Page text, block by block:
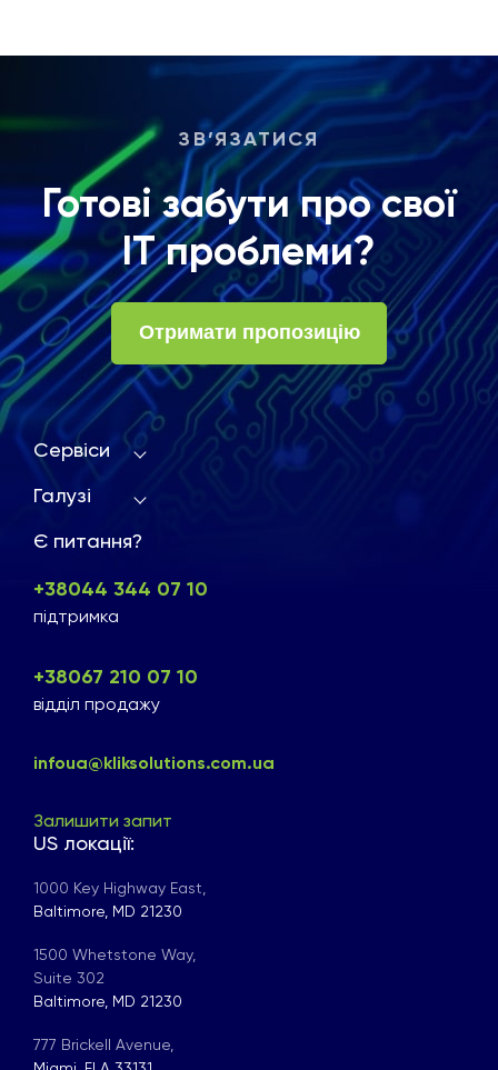
ЗВ’ЯЗАТИСЯ
Готові забути про свої
ІТ проблеми?
Отримати пропозицію
Сервіси
Галузі
Є питання?
+38044 344 07 10
підтримка
+38067 210 07 10
відділ продажу
infoua@kliksolutions.com.ua
Залишити запит
US локації:
1000 Key Highway East,
Baltimore, MD 21230
1500 Whetstone Way,
Suite 302
Baltimore, MD 21230
777 Brickell Avenue,